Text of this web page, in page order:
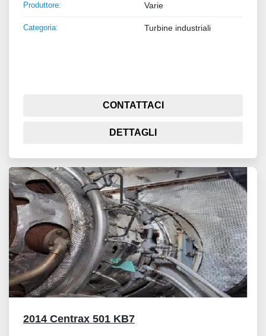
Produttore: Varie
Categoria: Turbine industriali
CONTATTACI
DETTAGLI
2014 Centrax 501 KB7